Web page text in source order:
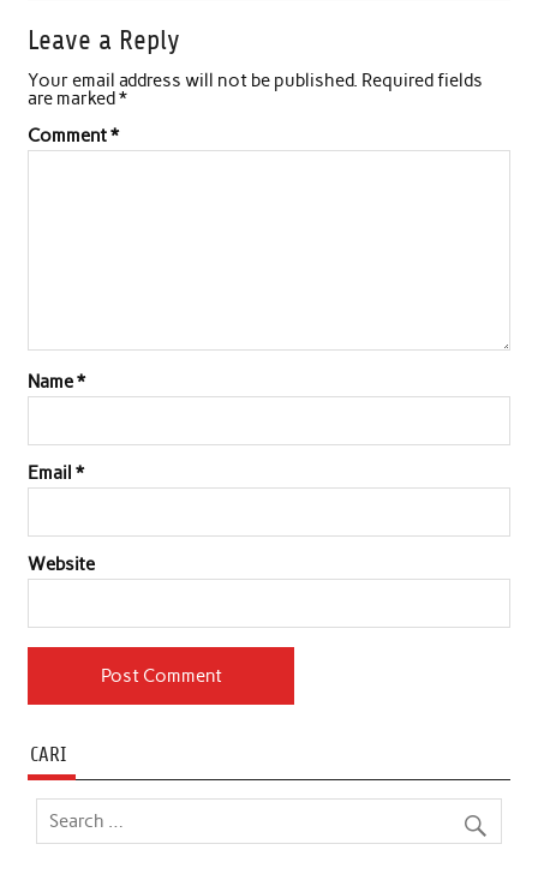
Leave a Reply
Your email address will not be published. Required fields
are marked *
Comment*
Name*
Email *
Website
CARI